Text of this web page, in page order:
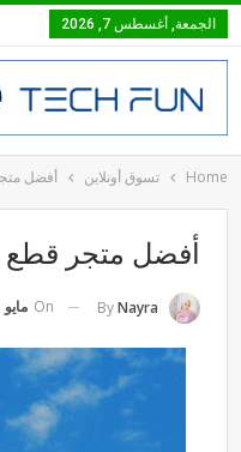
الجمعة, أغسطس 7, 2026
Home تسوق أونلاين أفضل
أفضل متجر قطع
ByNayra
On مايو 23, 2026